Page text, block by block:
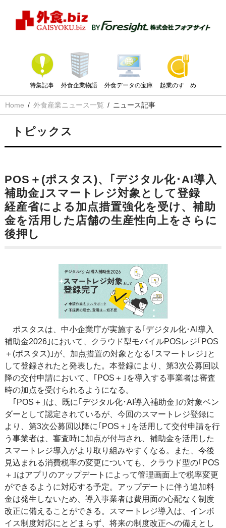
特集記事 外食企業物語 外食データの宝庫 起業のすゝめ
Home 外食産業ニュース一覧 ニュース記事
トピックス
POS＋(ポスタス)、｢デジタル化･AI導入
補助金｣スマートレジ対象として登録
経産省による加点措置強化を受け、補助
金を活用した店舗の生産性向上をさらに
後押し
ポスタスは、中小企業庁が実施する｢デジタル化･AI導入
補助金2026｣において、クラウド型モバイルPOSレジ｢POS
＋(ポスタス)｣が、加点措置の対象となる｢スマートレジ｣と
して登録されたと発表した。本登録により、第3次公募回以
降の交付申請において、｢POS＋｣を導入する事業者は審査
時の加点を受けられるようになる。
｢POS＋｣は、既に｢デジタル化･AI導入補助金｣の対象ベン
ダーとして認定されているが、今回のスマートレジ登録に
より、第3次公募回以降に｢POS＋｣を活用して交付申請を行
う事業者は、審査時に加点が付与され、補助金を活用した
スマートレジ導入がより取り組みやすくなる。また、今後
見込まれる消費税率の変更についても、クラウド型の｢POS
＋｣はアプリのアップデートによって管理画面上で税率変更
ができるように対応する予定。アップデートに伴う追加料
金は発生しないため、導入事業者は費用面の心配なく制度
改正に備えることができる。スマートレジ導入は、インボ
イス制度対応にとどまらず、将来の制度改正への備えとし